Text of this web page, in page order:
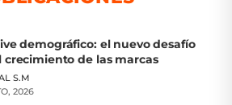
demográfico: el nuevo desafío
crecimiento de las marcas
S.M
2026